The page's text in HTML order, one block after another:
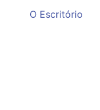
O Escritório